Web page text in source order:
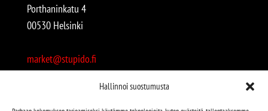
Hallinnoi suostumusta
Porthaninkatu 4
00530 Helsinki
market@stupido.fi